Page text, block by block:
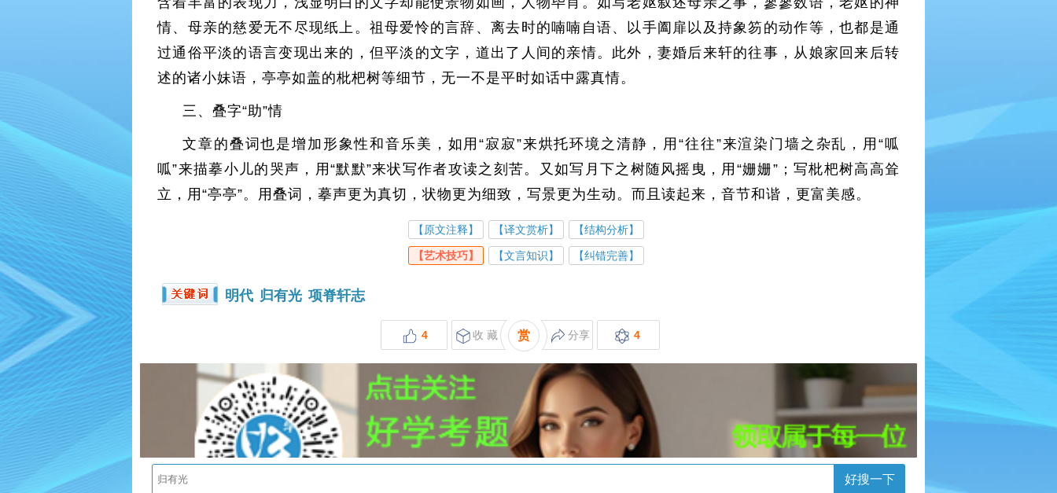
情、母亲的慈爱无不尽现纸上。祖母爱怜的言辞、离去时的喃喃自语、以手阖扉以及持象笏的动作等，也都是通
过通俗平淡的语言变现出来的，但平淡的文字，道出了人间的亲情。此外，妻婚后来轩的往事，从娘家回来后转
述的诸小妹语，亭亭如盖的枇杷树等细节，无一不是平时如话中露真情。
三、叠字“助”情
文章的叠词也是增加形象性和音乐美，如用“寂寂”来烘托环境之清静，用“往往”来渲染门墙之杂乱，用“呱
呱”来描摹小儿的哭声，用“默默”来状写作者攻读之刻苦。又如写月下之树随风摇曳，用“姗姗”；写枇杷树高高耸
立，用“亭亭”。用叠词，摹声更为真切，状物更为细致，写景更为生动。而且读起来，音节和谐，更富美感。
【原文注释】 【译文赏析】 【结构分析】
【艺术技巧】 【文言知识】 【纠错完善】
明代 归有光 项脊轩志
4 收 藏 赏 分享 4
好搜一下